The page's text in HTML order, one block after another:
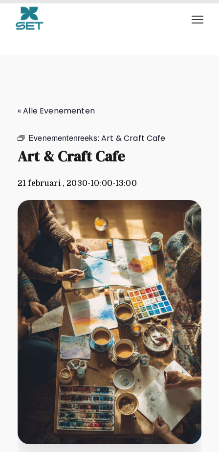
Art & Craft Cafe
« Alle Evenementen
Evenementenreeks:Art & Craft Cafe
Art & Craft Cafe
21 februari , 2030-10:00-13:00